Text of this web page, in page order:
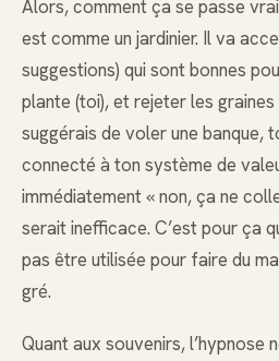
Alors, comment ça se passe
est comme un jardinier. Il va
suggestions) qui sont bonnes
plante (toi), et rejeter les
suggérais de voler une banque,
connecté à ton système de
immédiatement « non, ça ne
serait inefficace. C’est pour ça
pas être utilisée pour faire du
gré.
Quant aux souvenirs, l’hypnose